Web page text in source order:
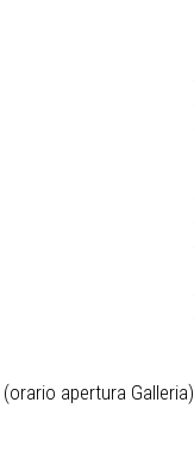
(orario apertura Galleria)